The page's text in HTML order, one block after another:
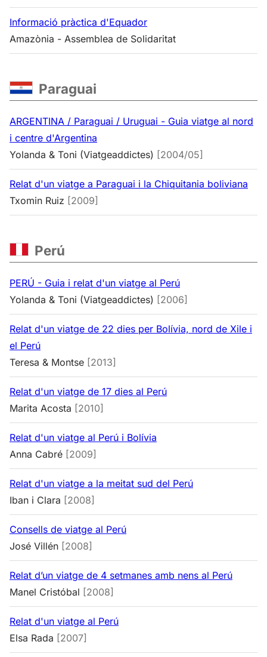
Informació pràctica d'Equador
Amazònia - Assemblea de Solidaritat
Paraguai
ARGENTINA / Paraguai / Uruguai - Guia viatge al nord
i centre d'Argentina
Yolanda & Toni (Viatgeaddictes) [2004/05]
Relat d'un viatge a Paraguai i la Chiquitania boliviana
Txomin Ruiz [2009]
Perú
PERÚ - Guia i relat d'un viatge al Perú
Yolanda & Toni (Viatgeaddictes) [2006]
Relat d'un viatge de 22 dies per Bolívia, nord de Xile i
el Perú
Teresa & Montse [2013]
Relat d'un viatge de 17 dies al Perú
Marita Acosta [2010]
Relat d'un viatge al Perú i Bolívia
Anna Cabré [2009]
Relat d'un viatge a la meitat sud del Perú
Iban i Clara [2008]
Consells de viatge al Perú
José Villén [2008]
Relat d’un viatge de 4 setmanes amb nens al Perú
Manel Cristóbal [2008]
Relat d'un viatge al Perú
Elsa Rada [2007]